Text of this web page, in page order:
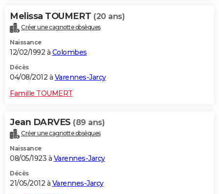
Melissa TOUMERT (20 ans)
Créer une cagnotte obsèques
Naissance
12/02/1992 à Colombes
Décès
04/08/2012 à Varennes-Jarcy
Famille TOUMERT
Jean DARVES (89 ans)
Créer une cagnotte obsèques
Naissance
08/05/1923 à Varennes-Jarcy
Décès
21/05/2012 à Varennes-Jarcy